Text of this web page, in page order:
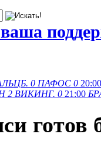
0 ПАФОС 0 20:00
2 ВИКИНГ. 0 21:00
готов